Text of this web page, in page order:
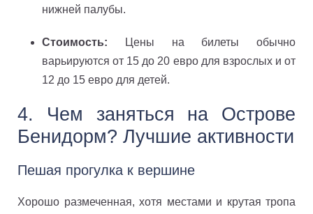
нижней палубы.
Стоимость: Цены на билеты обычно
варьируются от 15 до 20 евро для взрослых и от
12 до 15 евро для детей.
4. Чем заняться на Острове
Бенидорм? Лучшие активности
Пешая прогулка к вершине
Хорошо размеченная, хотя местами и крутая тропа